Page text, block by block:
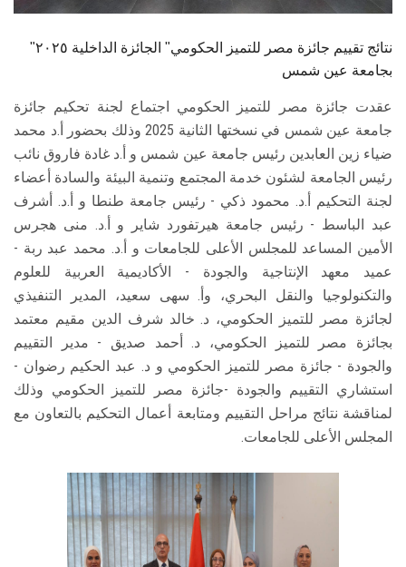
الزائـرون
نتائج تقييم جائزة مصر للتميز الحكومي" الجائزة الداخلية ٢٠٢٥"
بجامعة عين شمس
عقدت جائزة مصر للتميز الحكومي اجتماع لجنة تحكيم جائزة
جامعة عين شمس في نسختها الثانية 2025 وذلك بحضور أ.د محمد
ضياء زين العابدين رئيس جامعة عين شمس و أ.د غادة فاروق نائب
رئيس الجامعة لشئون خدمة المجتمع وتنمية البيئة والسادة أعضاء
لجنة التحكيم أ.د. محمود ذكي - رئيس جامعة طنطا و أ.د. أشرف
عبد الباسط - رئيس جامعة هيرتفورد شاير و أ.د. منى هجرس
الأمين المساعد للمجلس الأعلى للجامعات و أ.د. محمد عبد ربة -
عميد معهد الإنتاجية والجودة - الأكاديمية العربية للعلوم
والتكنولوجيا والنقل البحري، وأ. سهى سعيد، المدير التنفيذي
لجائزة مصر للتميز الحكومي، د. خالد شرف الدين مقيم معتمد
بجائزة مصر للتميز الحكومي، د. أحمد صديق - مدير التقييم
والجودة - جائزة مصر للتميز الحكومي و د. عبد الحكيم رضوان -
استشاري التقييم والجودة -جائزة مصر للتميز الحكومي وذلك
لمناقشة نتائج مراحل التقييم ومتابعة أعمال التحكيم بالتعاون مع
المجلس الأعلى للجامعات.